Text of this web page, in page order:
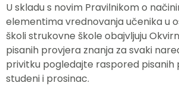
U skladu s novim Pravilnikom o
elementima vrednovanja učenika u
školi strukovne škole obajvljuju
pisanih provjera znanja za svaki
privitku pogledajte raspored pisanih
studeni i prosinac.